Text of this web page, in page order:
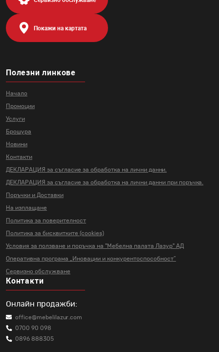
Полезни линкове
Начало
Промоции
Услуги
Брошура
Новини
Контакти
ДЕКЛАРАЦИЯ за съгласие за обработка на лични данни.
ДЕКЛАРАЦИЯ за съгласие за обработка на лични данни при поръчка.
Поръчки и Доставки
На изплащане
Политика за поверителност
Политика за бисквитките (cookies)
Условия за ползване и поръчка на "Мебелна палата Лазур" АД
Оперативна програма „Иновации и конкурентоспособност“
Сервизно обслужване
Контакти
Онлайн продажби:
office@mebelilazur.com
0700 90 098
0896 888305
Покажи на картата